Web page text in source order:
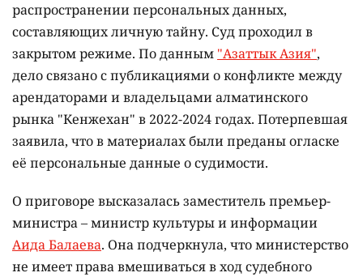
распространении персональных данных,
составляющих личную тайну. Суд проходил в
закрытом режиме. По данным "Азаттык Азия",
дело связано с публикациями о конфликте между
арендаторами и владельцами алматинского
рынка "Кенжехан" в 2022-2024 годах. Потерпевшая
заявила, что в материалах были преданы огласке
её персональные данные о судимости.
О приговоре высказалась заместитель премьер-
министра – министр культуры и информации
Аида Балаева. Она подчеркнула, что министерство
не имеет права вмешиваться в ход судебного